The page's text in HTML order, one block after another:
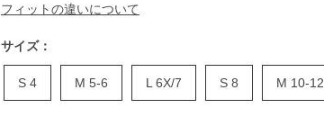
フィットの違いについて
サイズ：
S 4 M 5-6 L 6X/7 S 8 M 10-12